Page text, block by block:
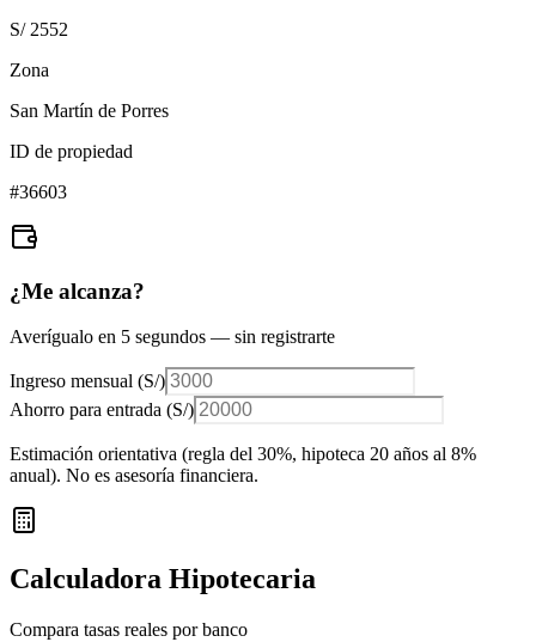
S/ 2552
Zona
San Martín de Porres
ID de propiedad
#36603
¿Me alcanza?
Averígualo en 5 segundos — sin registrarte
Ingreso mensual (S/)
Ahorro para entrada (S/)
Estimación orientativa (regla del 30%, hipoteca 20 años al 8%
anual). No es asesoría financiera.
Calculadora Hipotecaria
Compara tasas reales por banco